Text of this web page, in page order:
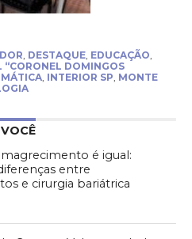
, DESTAQUE, EDUCAÇÃO,
“CORONEL DOMINGOS
, INTERIOR SP, MONTE
é igual:
entre
e cirurgia bariátrica